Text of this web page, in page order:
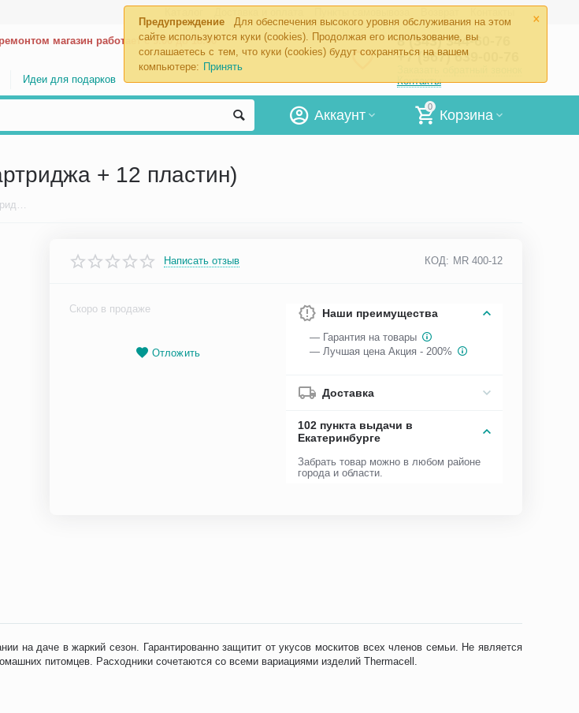
×
Предупреждение
Для обеспечения высокого уровня обслуживания на этом
сайте используются куки (cookies). Продолжая его использование, вы
соглашаетесь с тем, что куки (cookies) будут сохраняться на вашем
компьютере: Принять
магазин работает с 9.00 до 18.00
Идеи для подарков
8 (343) 344-60-76
+7 (967) 639-00-76
Контакты
0
Корзина
Аккаунт
+ 12 пластин)
Набор запасной Thermacell (4 газовых картриджа + 12 пластин)
Написать отзыв КОД: MR 400-12
Скоро в продаже
Отложить
Наши преимущества
— Гарантия на товары
— Лучшая цена Акция - 200%
Доставка
102 пункта выдачи в
Екатеринбурге
Забрать товар можно в любом районе
города и области.
на даче в жаркий сезон. Гарантированно защитит от укусов москитов всех членов семьи. Не является
питомцев. Расходники сочетаются со всеми вариациями изделий Thermacell.